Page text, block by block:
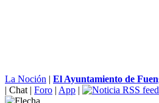
La Noción | El Ayuntamiento de
| Chat | Foro | App |